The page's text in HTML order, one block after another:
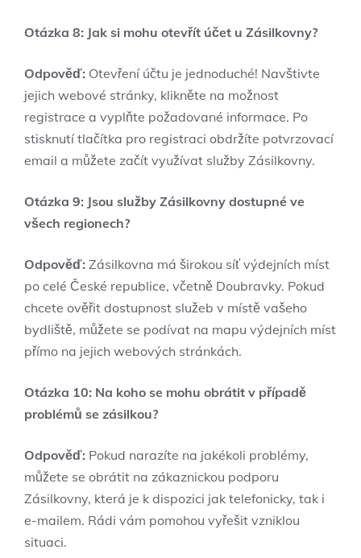
Otázka 8: Jak si mohu otevřít účet u Zásilkovny?
Odpověď: Otevření účtu je jednoduché! Navštivte
jejich webové stránky, klikněte na možnost
registrace a vyplňte požadované informace. Po
stisknutí tlačítka pro registraci obdržíte potvrzovací
email a můžete začít využívat služby Zásilkovny.
Otázka 9: Jsou služby Zásilkovny dostupné ve
všech regionech?
Odpověď: Zásilkovna má širokou síť výdejních míst
po celé České republice, včetně Doubravky. Pokud
chcete ověřit dostupnost služeb v místě vašeho
bydliště, můžete se podívat na mapu výdejních míst
přímo na jejich webových stránkách.
Otázka 10: Na koho se mohu obrátit v případě
problémů se zásilkou?
Odpověď: Pokud narazíte na jakékoli problémy,
můžete se obrátit na zákaznickou podporu
Zásilkovny, která je k dispozici jak telefonicky, tak i
e-mailem. Rádi vám pomohou vyřešit vzniklou
situaci.